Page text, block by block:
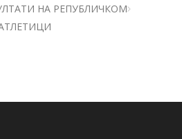
НА РЕПУБЛИЧКОМ